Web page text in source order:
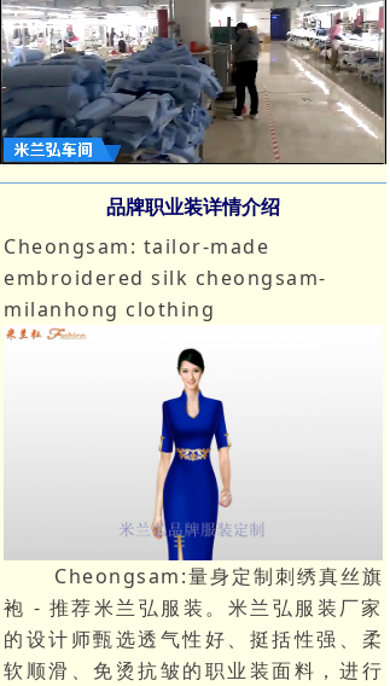
Cheongsam: tailor-made
embroidered silk cheongsam-
milanhong clothing
Cheongsam:量身定制刺绣真丝旗
袍 - 推荐米兰弘服装。米兰弘服装厂家
的设计师甄选透气性好、挺括性强、柔
软顺滑、免烫抗皱的职业装面料，进行
Mute Loaded
0%
Progress:
0%
品牌职业装详情介绍